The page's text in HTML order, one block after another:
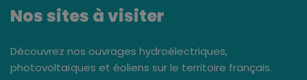
Nos sites à visiter
Découvrez nos ouvrages hydroélectriques,
photovoltaïques et éoliens sur le territoire français.